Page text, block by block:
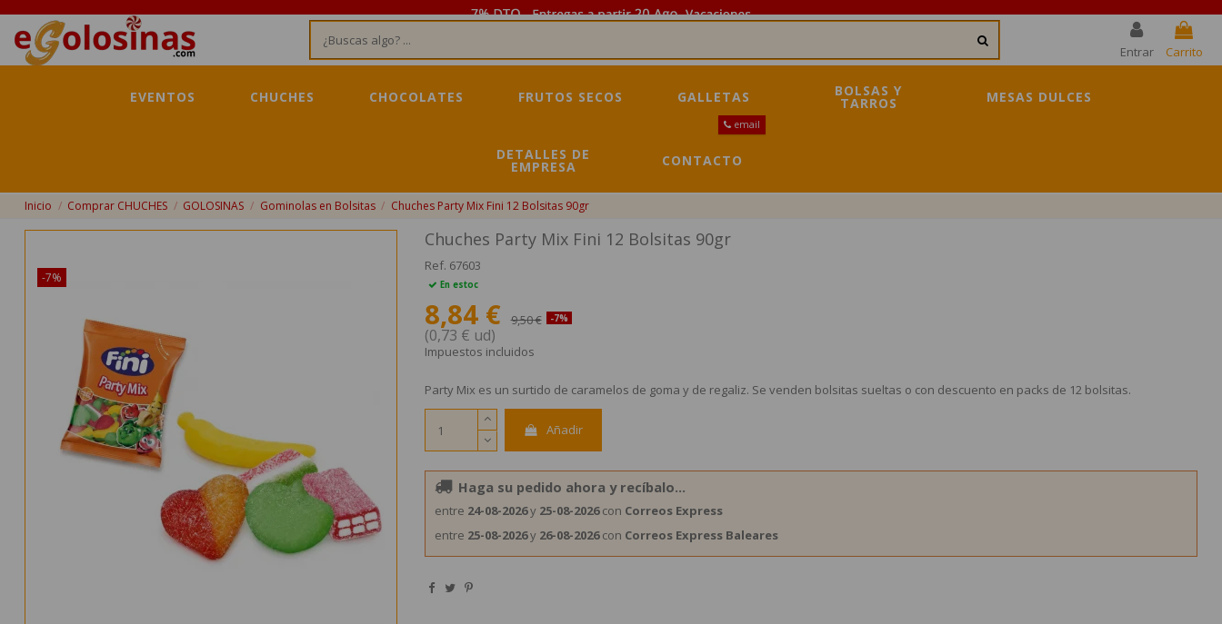
Entrar Carrito
EVENTOS CHUCHES CHOCOLATES FRUTOS SECOS GALLETAS BOLSAS Y
TARROS MESAS DULCES
DETALLES DE
EMPRESA CONTACTO
email
Inicio Comprar CHUCHES GOLOSINAS Gominolas en Bolsitas Chuches Party Mix Fini 12 Bolsitas 90gr
-7%
Chuches Party Mix Fini 12 Bolsitas 90gr
Ref. 67603
En estoc
8,84 € 9,50 € -7%
(0,73 € ud)
Impuestos incluidos
Party Mix es un surtido de caramelos de goma y de regaliz. Se venden bolsitas sueltas o con descuento en packs de 12 bolsitas.
Añadir
Haga su pedido ahora y recíbalo...
entre 24-08-2026y 25-08-2026con Correos Express
entre 25-08-2026y 26-08-2026con Correos Express Baleares